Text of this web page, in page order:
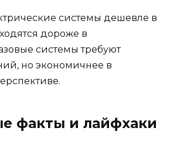
системы дешевле в
дороже в
системы требуют
но экономичнее в
факты и лайфхаки